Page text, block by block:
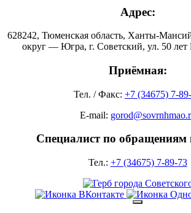
Адрес:
628242, Тюменская область, Ханты-
округ — Югра, г. Советский, ул. 50
Приёмная:
Тел. / Факс: +7 (34675) 7-
E-mail:
Специалист по обращениям
Тел.: +7 (34675) 7-89-73